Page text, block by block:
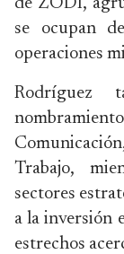
de ZODI,
se ocupan
operaciones
Rodríguez
Trabajo,
sectores
a la inversión
estrechos